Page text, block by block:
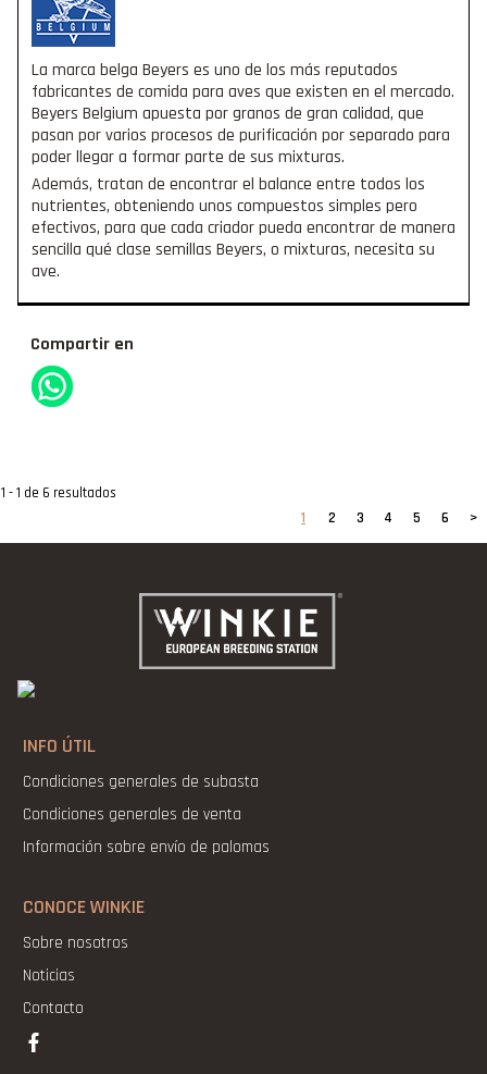
La marca belga Beyers es uno de los más reputados
fabricantes de comida para aves que existen en el mercado.
Beyers Belgium apuesta por granos de gran calidad, que
pasan por varios procesos de purificación por separado para
poder llegar a formar parte de sus mixturas.
Además, tratan de encontrar el balance entre todos los
nutrientes, obteniendo unos compuestos simples pero
efectivos, para que cada criador pueda encontrar de manera
sencilla qué clase semillas Beyers, o mixturas, necesita su
ave.
Compartir en
1 - 1 de 6 resultados
1
2 3 4 5 6 >
INFO ÚTIL
Condiciones generales de subasta
Condiciones generales de venta
Información sobre envío de palomas
CONOCE WINKIE
Sobre nosotros
Noticias
Contacto